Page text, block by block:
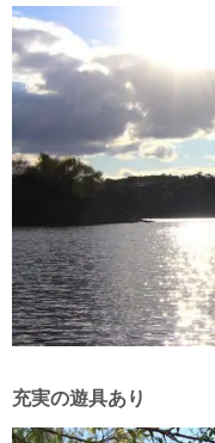
充実の遊具あり